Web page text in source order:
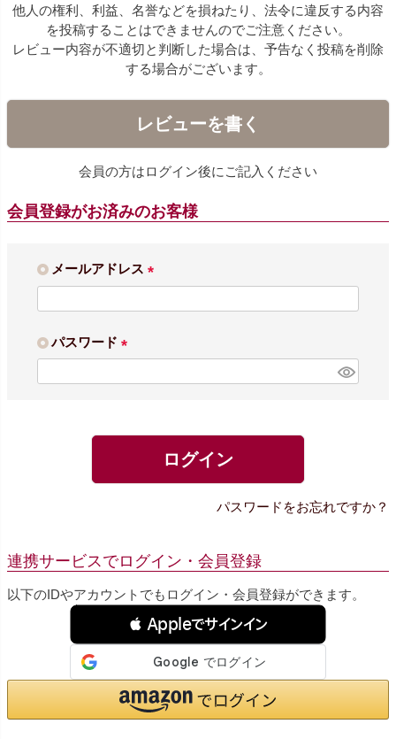
他人の権利、利益、名誉などを損ねたり、法令に違反する内容
を投稿することはできませんのでご注意ください。
レビュー内容が不適切と判断した場合は、予告なく投稿を削除
する場合がございます。
レビューを書く
会員の方はログイン後にご記入ください
会員登録がお済みのお客様
メールアドレス
必
パスワード
必
ログイン
パスワードをお忘れですか？
連携サービスでログイン・会員登録
以下のIDやアカウントでもログイン・会員登録ができます。
 Appleでサインイン